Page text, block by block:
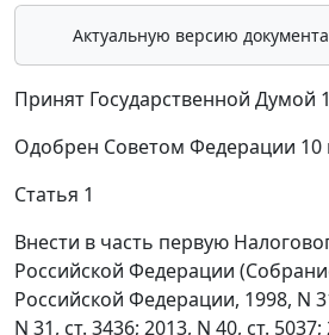
Актуальную версию
Принят Государственной Думой
Одобрен Советом Федерации 10
Статья 1
Внести в часть первую
Российской Федерации
Российской Федерации, 1998, N
N 31, ст. 3436; 2013, N 40, ст.